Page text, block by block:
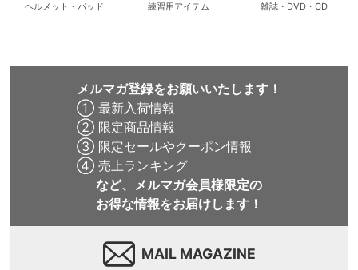
ヘルメット・パッド 練習用アイテム 雑誌・DVD・CD
メルマガ登録をお願いいたします！
① 最新入荷情報
② 限定商品情報
③ 限定セールやクーポン情報
④ 売上ランキング
など、メルマガ会員様限定の
お得な情報をお届けします！
MAIL MAGAZINE